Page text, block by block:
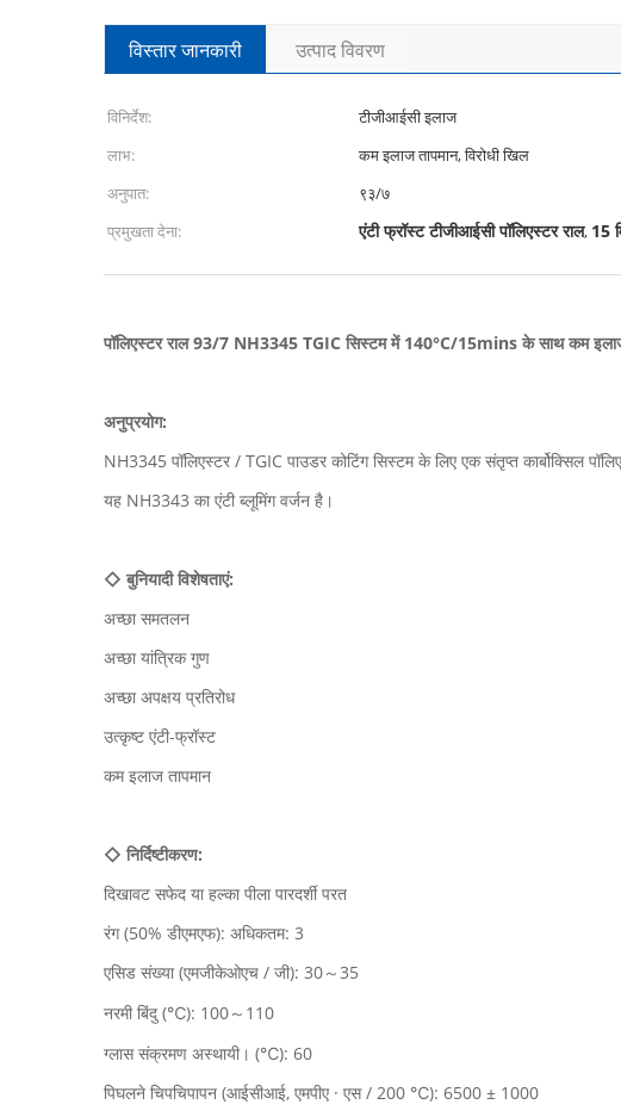
विस्तार जानकारी उत्पाद विवरण
विनिर्देश: टीजीआईसी इलाज
लाभ:
कम इलाज तापमान, विरोधी खिल
अनुपात:
९३/७
प्रमुखता देना:
एंटी फ्रॉस्ट टीजीआईसी पॉलिएस्टर राल, 15
पॉलिएस्टर राल 93/7 NH3345 TGIC सिस्टम में 140°C/15mins के साथकम
अनुप्रयोग:
NH3345 पॉलिएस्टर / TGIC पाउडर कोटिंग सिस्टम के लिए एक संतृप्त कार्बोक्सिल
यह NH3343 का एंटी ब्लूमिंग वर्जन है।
◇ बुनियादी विशेषताएं:
अच्छा समतलन
अच्छा यांत्रिक गुण
अच्छा अपक्षय प्रतिरोध
उत्कृष्ट एंटी-फ्रॉस्ट
कम इलाज तापमान
◇ निर्दिष्टीकरण:
दिखावट सफेद या हल्का पीला पारदर्शी परत
रंग (50% डीएमएफ): अधिकतम: 3
एसिड संख्या (एमजीकेओएच / जी): 30～35
नरमी बिंदु (℃): 100～110
ग्लास संक्रमण अस्थायी। (℃): 60
पिघलने चिपचिपापन (आईसीआई, एमपीए · एस / 200 ℃): 6500 ± 1000